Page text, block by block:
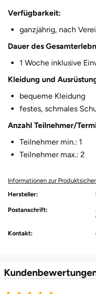
Verfügbarkeit:
ganzjährig, nach
Dauer des
1 Woche inklusive
Kleidung und
bequeme Kleidung
festes, schmales
Anzahl Teilnehmer/
Teilnehmer min.: 1
Teilnehmer max.: 2
Informationen zur
Hersteller:
Postanschrift:
Kontakt:
Herzogenaurach
Homburg
Ibbenbüren
Ingolstadt
Kamp-Lintfort
Karlsruhe